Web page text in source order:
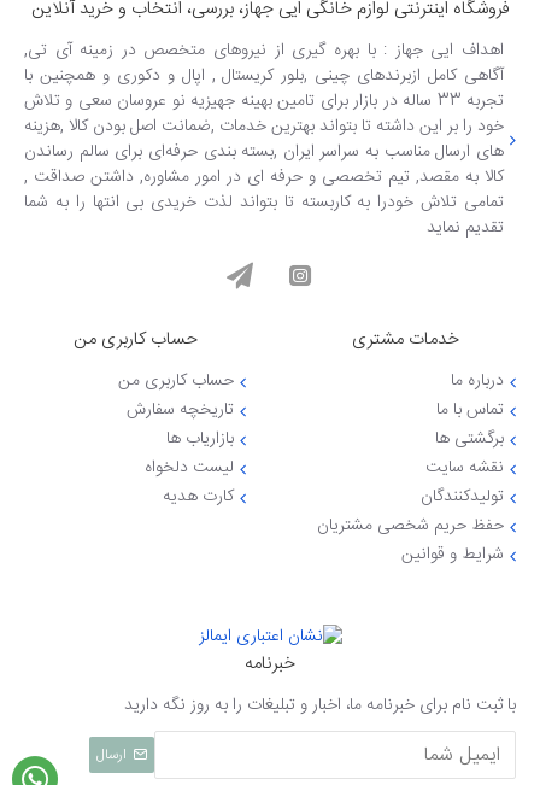
فروشگاه اینترنتی لوازم خانگی ایی جهاز، بررسی، انتخاب و خرید آنلاین
اهداف ایی جهاز : با بهره گیری از نیروهای متخصص در زمینه آی تی,
آگاهی کامل ازبرندهای چینی ,بلور کریستال , اپال و دکوری و همچنین با
تجربه 33 ساله در بازار برای تامین بهینه جهیزیه نو عروسان سعی و تلاش
خود را بر این داشته تا بتواند بهترین خدمات ,ضمانت اصل بودن کالا ,هزینه
های ارسال مناسب به سراسر ایران ,بسته بندی حرفه‌ای برای سالم رساندن
کالا به مقصد, تیم تخصصی و حرفه ای در امور مشاوره, داشتن صداقت ,
تمامی تلاش خودرا به کاربسته تا بتواند لذت خریدی بی انتها را به شما
تقدیم نماید
خدمات مشتری
درباره ما
تماس با ما
برگشتی ها
نقشه سایت
تولیدکنندگان
حفظ حریم شخصی مشتریان
شرایط و قوانین
حساب کاربری من
حساب کاربری من
تاریخچه سفارش
بازاریاب ها
لیست دلخواه
کارت هدیه
خبرنامه
با ثبت نام برای خبرنامه ما، اخبار و تبلیغات را به روز نگه دارید
ارسال